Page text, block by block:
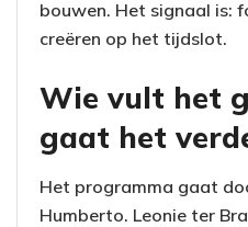
bouwen. Het signaal is:
creëren op het tijdslot.
Wie vult het
gaat het
Het programma gaat
Humberto. Leonie ter